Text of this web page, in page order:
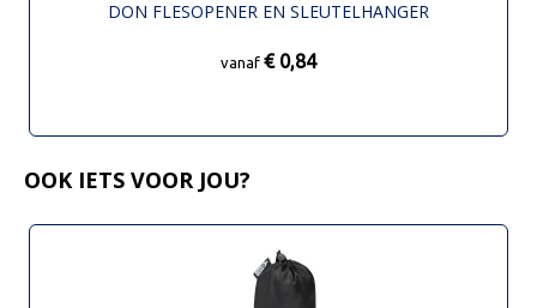
DON FLESOPENER EN SLEUTELHANGER
vanaf € 0,84
OOK IETS VOOR JOU?